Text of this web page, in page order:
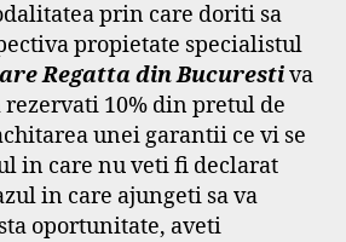
prin care doriti sa
propietate specialistul
Regatta din Bucurestiva
rezervati 10% din pretul de
unei garantii ce vi se
in care nu veti fi declarat
in care ajungeti sa va
oportunitate, aveti